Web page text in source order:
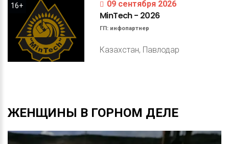
16+ 09 сентября 2026
MinTech- 2026
ГП: инфопартнер
Казахстан, Павлодар
ЖЕНЩИНЫ В ГОРНОМ ДЕЛЕ